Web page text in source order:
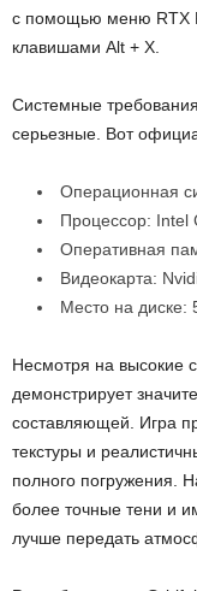
с помощью меню RTX
клавишами Alt + X.
Системные
серьезные. Вот
Операционная
Процессор: Intel
Оперативная
Видеокарта:
Место на диске:
Несмотря на высокие
демонстрирует
составляющей. Игра
текстуры и
полного погружения.
более точные тени и
лучше передать